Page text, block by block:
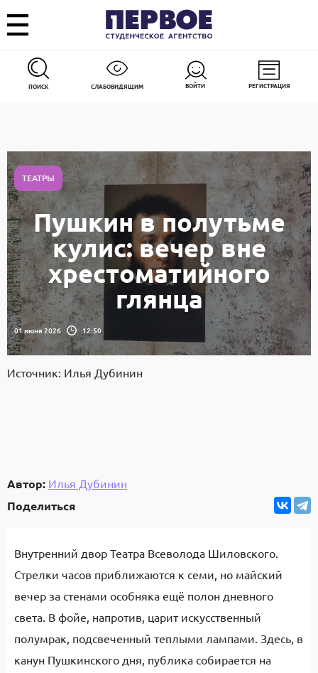
ПОИСК СЛАБОВИДЯЩИМ ВОЙТИ РЕГИСТРАЦИЯ
ТЕАТРЫ
Пушкин в полутьме
кулис: вечер вне
хрестоматийного
глянца
01 июня 2026 12:50
Источник: Илья Дубинин
Автор: Илья Дубинин
Поделиться
Внутренний двор Театра Всеволода Шиловского.
Стрелки часов приближаются к семи, но майский
вечер за стенами особняка ещё полон дневного
света. В фойе, напротив, царит искусственный
полумрак, подсвеченный теплыми лампами. Здесь, в
канун Пушкинского дня, публика собирается на